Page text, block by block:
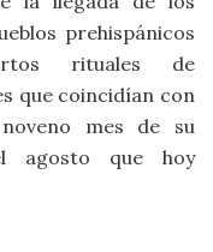
prehispánicos
rituales de
que coincidían con
mes de su
agosto que hoy